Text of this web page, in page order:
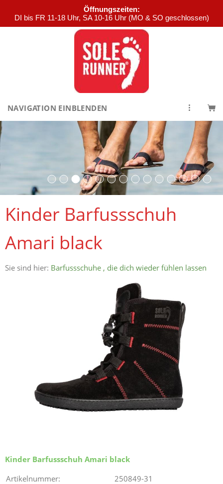
Öffnungszeiten:
DI bis FR 11-18 Uhr, SA 10-16 Uhr (MO & SO geschlossen)
NAVIGATION EINBLENDEN
Kinder Barfussschuh
Amari black
Sie sind hier: Barfussschuhe , die dich wieder fühlen lassen
Kinder Barfussschuh Amari black
Artikelnummer:
250849-31